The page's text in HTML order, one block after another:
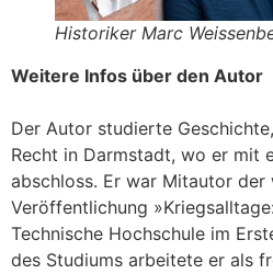
Historiker Marc
Weitere Infos über den Autor
Der Autor studierte
Recht in Darmstadt, wo er mit
abschloss. Er war Mitautor der
Veröffentlichung
Technische Hochschule im
des Studiums arbeitete er als